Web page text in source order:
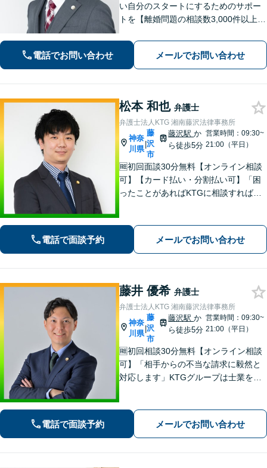
い自分のスタートにするためのサポー
トを【離婚問題の相談数3,000件以上】
分与、慰謝料請求、国際離婚など幅広
い離婚問題に対応【オンライン面談O
K】【夜間・休日相談可】
電話でお問い合わせ メールでお問い合わせ
松本 和也 弁護士
弁護士法人KTG 湘南藤沢法律事務所
神奈
川県
|
藤
沢
市
藤沢駅か
ら徒歩5分
営業時間：09:30~
21:00（平日）
🆓初回面談30分無料【オンライン相談
可】【カード払い・分割払い可】「困
ったことがあればKTGに相談すれば安
お気軽にご相談ください。
電話で面談予約 メールでお問い合わせ
藤井 優希 弁護士
弁護士法人KTG 湘南藤沢法律事務所
神奈
川県
|
藤
沢
市
藤沢駅か
ら徒歩5分
営業時間：09:30~
21:00（平日）
🆓初回相談30分無料【オンライン相談
可】「相手からの不当な請求に毅然と
対応します」KTGグループは士業を中
ずはお気軽にご相談ください【カード
払い・分割払い可】
電話で面談予約 メールでお問い合わせ